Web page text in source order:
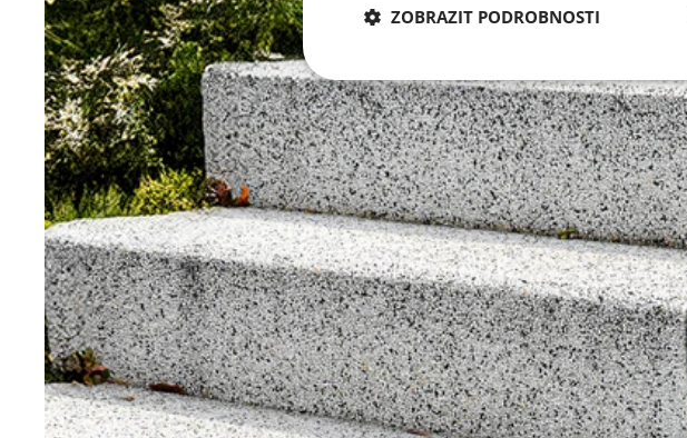
ZOBRAZIT PODROBNOSTI
Nezbytně nutné soubory
Nezbytně nutné
Nezbytně nutné soubory cookie umožňují základní
stránky nelze bez nezbytně nutných souborů cookie
Název
Poskytovatel /
Doména
CookieScriptConsent
CookieScript
.ferobet.cz
5
4